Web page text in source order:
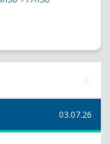
03.07.26